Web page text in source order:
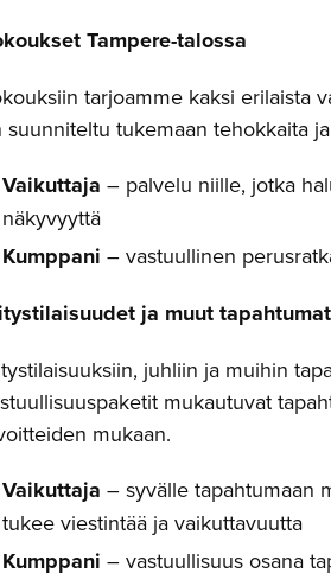
Tampere-talossa
tarjoamme kaksi erilaista
suunniteltu tukemaan tehokkaita
Vaikuttaja – palvelu niille, jotka
näkyvyyttä
Kumppani – vastuullinen
ja muut tapahtumat
juhliin ja muihin
mukautuvat
mukaan.
Vaikuttaja – syvälle tapahtumaan
tukee viestintää ja vaikuttavuutta
Kumppani – vastuullisuus osana